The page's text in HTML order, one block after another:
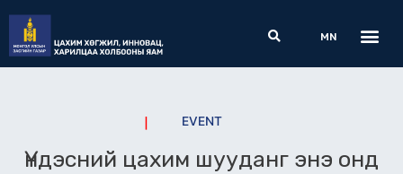
content
Search
MN
EVENT
Үндэсний цахим шууданг энэ онд